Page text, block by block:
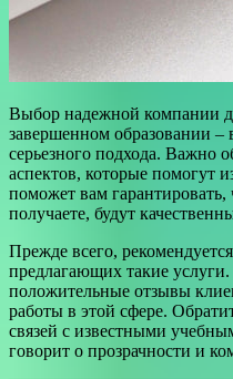
Выбор надежной компании
завершенном образовании
серьезного подхода. Важно
аспектов, которые помогут
поможет вам
получаете, будут
Прежде всего,
предлагающих такие
положительные отзывы
работы в этой сфере.
связей с известными
говорит о прозрачности и